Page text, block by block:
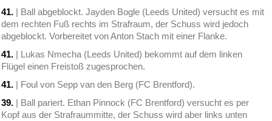
41. | Ball abgeblockt. Jayden Bogle (Leeds United) versucht es mit
dem rechten Fuß rechts im Strafraum, der Schuss wird jedoch
abgeblockt. Vorbereitet von Anton Stach mit einer Flanke.
41. | Lukas Nmecha (Leeds United) bekommt auf dem linken
Flügel einen Freistoß zugesprochen.
41. | Foul von Sepp van den Berg (FC Brentford).
39. | Ball pariert. Ethan Pinnock (FC Brentford) versucht es per
Kopf aus der Strafraummitte, der Schuss wird aber links unten